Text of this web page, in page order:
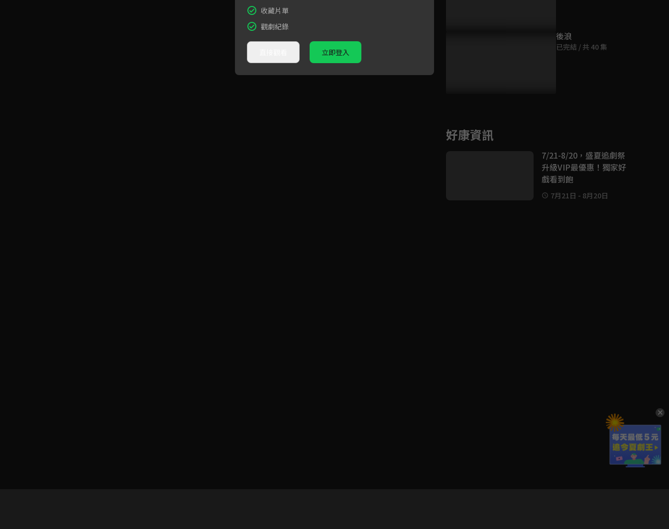
後浪
已完結 / 共 40 集
好康資訊
7/21-8/20，盛夏追劇祭
升級VIP最優惠！獨家好
戲看到飽
7月21日 - 8月20日
收藏片單
觀劇紀錄
立即登入